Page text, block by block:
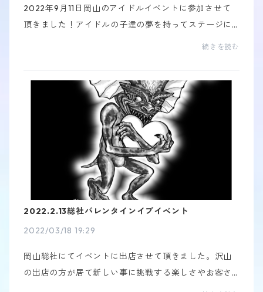
2022年9月11日岡山のアイドルイベントに参加させて
頂きました！アイドルの子達の夢を持ってステージに
立つ姿を見れて元気をもらいました。そしてみんな明
続きを読む
2022.2.13総社バレンタインイブイベント
2022/03/18 19:29
岡山総社にてイベントに出店させて頂きました。沢山
の出店の方が居て新しい事に挑戦する楽しさやお客さ
んも沢山来られてお話しが出来てとても楽しいイベン